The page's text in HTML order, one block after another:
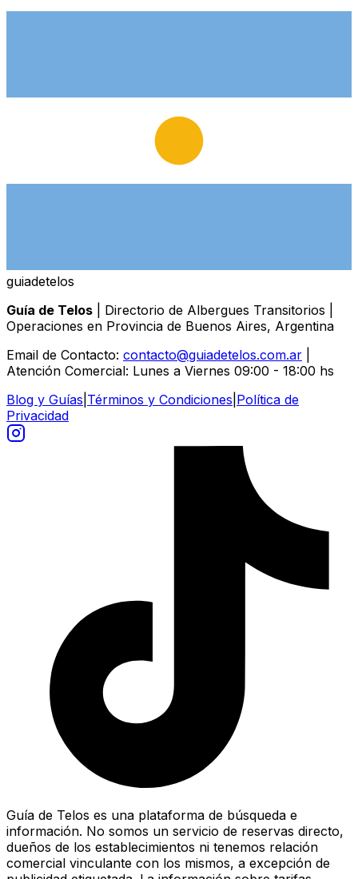
guiadetelos
Guía de Telos | Directorio de Albergues Transitorios |
Operaciones en Provincia de Buenos Aires, Argentina
Email de Contacto: contacto@guiadetelos.com.ar
Atención Comercial: Lunes a Viernes 09:00 - 18:00 hs
Blog y Guías Términos y Condiciones Política de
Privacidad
Guía de Telos es una plataforma de búsqueda e
información. No somos un servicio de reservas directo,
dueños de los establecimientos ni tenemos relación
comercial vinculante con los mismos, a excepción de